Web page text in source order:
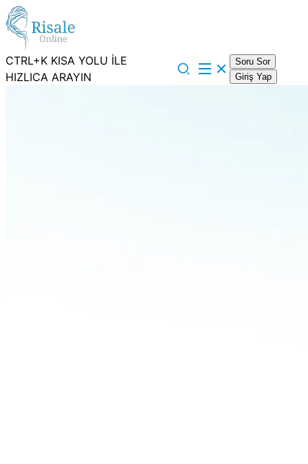
CTRL+K KISA YOLU İLE
HIZLICA ARAYIN
Soru Sor
Giriş Yap